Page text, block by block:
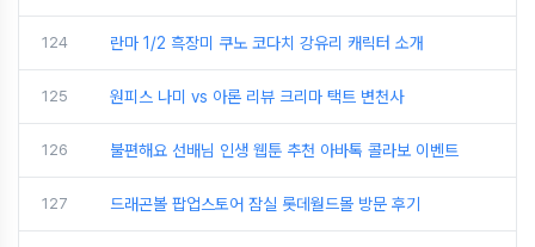
124 란마 1/2 흑장미 쿠노 코다치 강유리 캐릭터 소개
125 원피스 나미 vs 아론 리뷰 크리마 택트 변천사
126 불편해요 선배님 인생 웹툰 추천 아바톡 콜라보 이벤트
127 드래곤볼 팝업스토어 잠실 롯데월드몰 방문 후기